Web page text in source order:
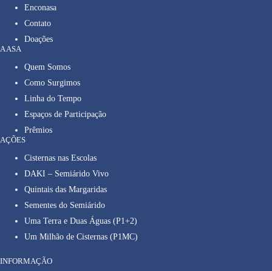
Enconasa
Contato
Doações
A ASA
Quem Somos
Como Surgimos
Linha do Tempo
Espaços de Participação
Prêmios
AÇÕES
Cisternas nas Escolas
DAKI – Semiárido Vivo
Quintais das Margaridas
Sementes do Semiárido
Uma Terra e Duas Águas (P1+2)
Um Milhão de Cisternas (P1MC)
INFORMAÇÃO